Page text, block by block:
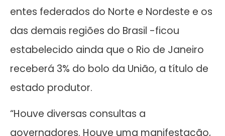
entes federados do Norte e Nordeste e os
das demais regiões do Brasil -ficou
estabelecido ainda que o Rio de Janeiro
receberá 3% do bolo da União, a título de
estado produtor.
“Houve diversas consultas a
governadores. Houve uma manifestação,